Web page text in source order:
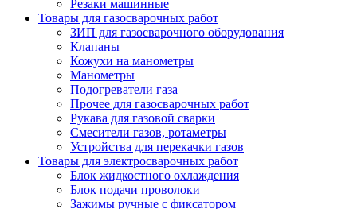
Резаки машинные
Товары для газосварочных работ
ЗИП для газосварочного оборудования
Клапаны
Кожухи на манометры
Манометры
Подогреватели газа
Прочее для газосварочных работ
Рукава для газовой сварки
Смесители газов, ротаметры
Устройства для перекачки газов
Товары для электросварочных работ
Блок жидкостного охлаждения
Блок подачи проволоки
Зажимы ручные с фиксатором